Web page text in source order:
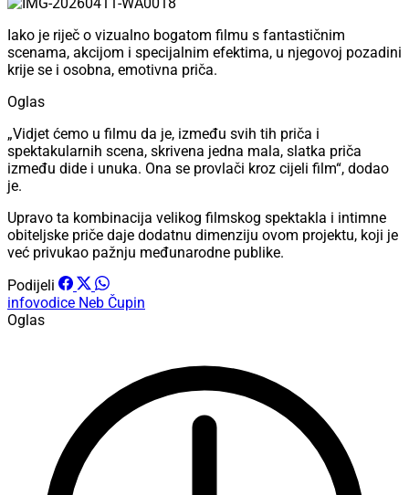
Iako je riječ o vizualno bogatom filmu s fantastičnim
scenama, akcijom i specijalnim efektima, u njegovoj pozadini
krije se i osobna, emotivna priča.
Oglas
„Vidjet ćemo u filmu da je, između svih tih priča i
spektakularnih scena, skrivena jedna mala, slatka priča
između dide i unuka. Ona se provlači kroz cijeli film“, dodao
je.
Upravo ta kombinacija velikog filmskog spektakla i intimne
obiteljske priče daje dodatnu dimenziju ovom projektu, koji je
već privukao pažnju međunarodne publike.
Podijeli
infovodice Neb Čupin
Oglas